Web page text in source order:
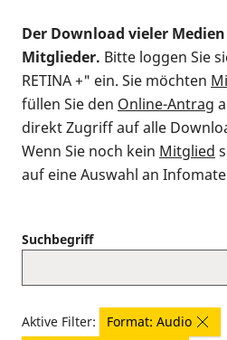
Der Download vieler
Mitglieder. Bitte loggen Sie
RETINA +" ein. Sie möchten
füllen Sie den Online-Antrag
direkt Zugriff auf alle
Wenn Sie noch kein Mitglied
auf eine Auswahl an
Suchbegriff
Aktive Filter:
Format: Audio